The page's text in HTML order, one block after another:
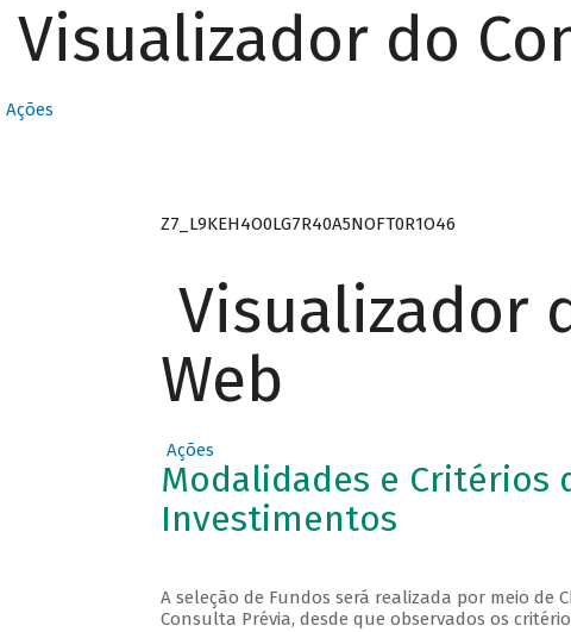
Visualizador do
Ações
Z7_L9KEH4O0LG7R40A5NOFT0R1O46
Visualizador
Web
Ações
Modalidades e Critérios
Investimentos
A seleção de Fundos será realizada por meio de
Consulta Prévia, desde que observados os